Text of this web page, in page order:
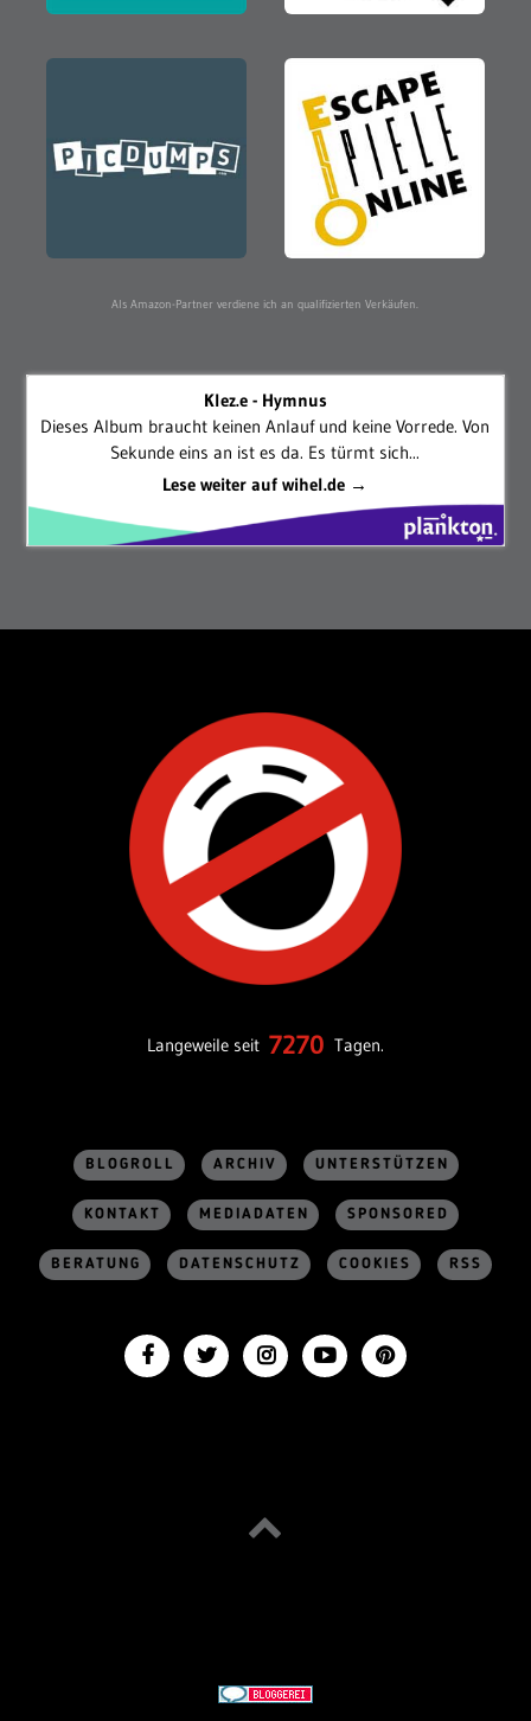
Als Amazon-Partner verdiene ich an qualifizierten Verkäufen.
Klez.e - Hymnus
Dieses Album braucht keinen Anlauf und keine Vorrede. Von
Sekunde eins an ist es da. Es türmt sich...
Lese weiter auf wihel.de →
Langeweile seit 7270 Tagen.
BLOGROLL ARCHIV UNTERSTÜTZEN
KONTAKT MEDIADATEN SPONSORED
BERATUNG DATENSCHUTZ COOKIES RSS